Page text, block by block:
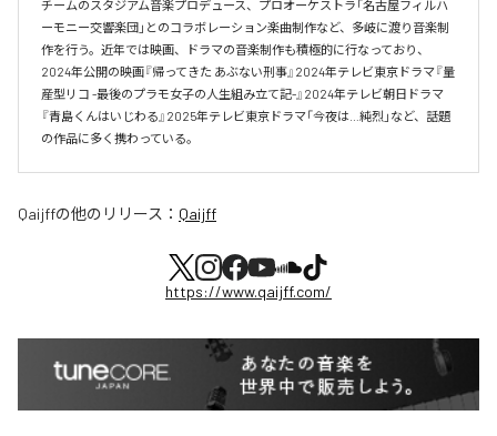
チームのスタジアム音楽プロデュース、プロオーケストラ「名古屋フィルハ
ーモニー交響楽団」とのコラボレーション楽曲制作など、多岐に渡り音楽制
作を行う。近年では映画、ドラマの音楽制作も積極的に行なっており、
2024年公開の映画『帰ってきた あぶない刑事』2024年テレビ東京ドラマ『量
産型リコ -最後のプラモ女子の人生組み立て記-』2024年テレビ朝日ドラマ
『青島くんはいじわる』2025年テレビ東京ドラマ「今夜は…純烈」など、話題
の作品に多く携わっている。
Qaijffの他のリリース： Qaijff
https://www.qaijff.com/